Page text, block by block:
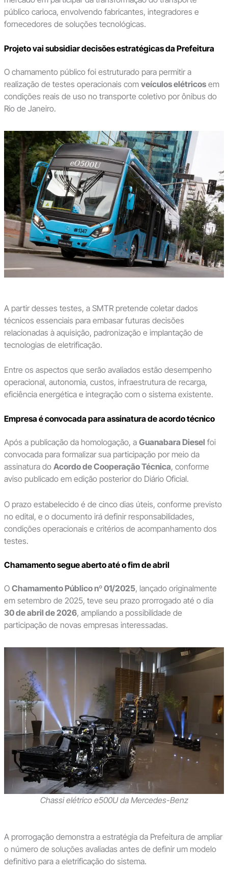
público carioca, envolvendo fabricantes, integradores e
fornecedores de soluções tecnológicas.
Projeto vai subsidiar decisões estratégicas da Prefeitura
O chamamento público foi estruturado para permitir a
realização de testes operacionais com veículos elétricosem
condições reais de uso no transporte coletivo por ônibus do
Rio de Janeiro.
A partir desses testes, a SMTR pretende coletar dados
técnicos essenciais para embasar futuras decisões
relacionadas à aquisição, padronização e implantação de
tecnologias de eletrificação.
Entre os aspectos que serão avaliados estão desempenho
operacional, autonomia, custos, infraestrutura de recarga,
eficiência energética e integração com o sistema existente.
Empresa é convocada para assinatura de acordo técnico
Após a publicação da homologação, a Guanabara Diesel foi
convocada para formalizar sua participação por meio da
assinatura do Acordo de Cooperação Técnica, conforme
aviso publicado em edição posterior do Diário Oficial.
O prazo estabelecido é de cinco dias úteis, conforme previsto
no edital, e o documento irá definir responsabilidades,
condições operacionais e critérios de acompanhamento dos
testes.
Chamamento segue aberto até o fim de abril
O Chamamento Público nº 01/2025, lançado originalmente
em setembro de 2025, teve seu prazo prorrogado até o dia
30 de abril de 2026, ampliando a possibilidade de
participação de novas empresas interessadas.
Chassi elétrico e500U da Mercedes-Benz
A prorrogação demonstra a estratégia da Prefeitura de ampliar
o número de soluções avaliadas antes de definir um modelo
definitivo para a eletrificação do sistema.